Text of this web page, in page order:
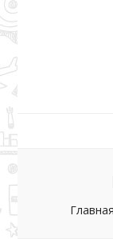
Главная